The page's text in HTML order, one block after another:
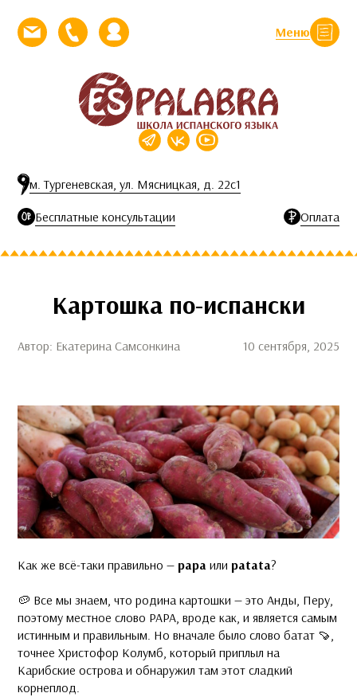
Меню
Закрыть
Напишите нам письмо
Позвоните намЛичный кабинет
м. Тургеневская, ул. Мясницкая, д. 22с1
Бесплатные консультации Оплата
Картошка по-испански
Автор: Екатерина Самсонкина 10 сентября, 2025
Как же всё-таки правильно — papa или patata?
🥔 Все мы знаем, что родина картошки — это Анды, Перу,
поэтому местное слово PAPA, вроде как, и является самым
истинным и правильным. Но вначале было слово батат 🍠,
точнее Христофор Колумб, который приплыл на
Карибские острова и обнаружил там этот сладкий
корнеплод.